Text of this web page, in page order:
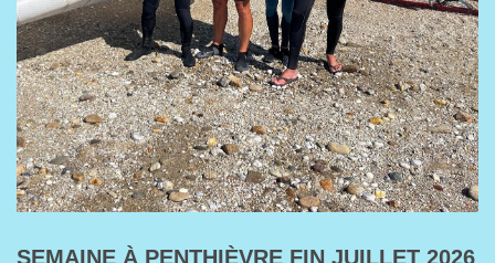
SEMAINE À PENTHIÈVRE FIN JUILLET 2026